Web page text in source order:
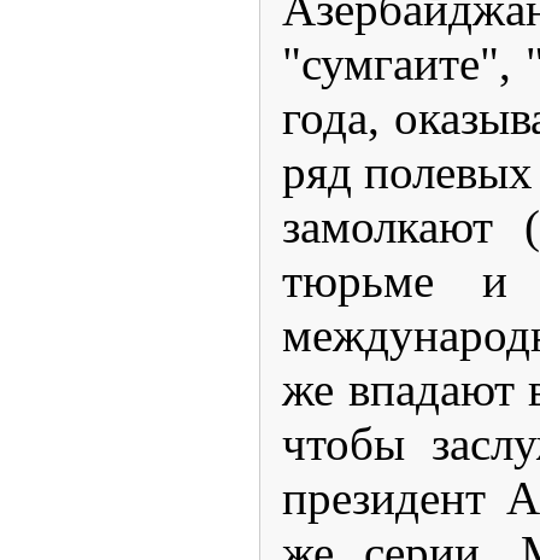
"сумгаите",
года,
ряд
тюрьме и
же впадают
чтобы
президент